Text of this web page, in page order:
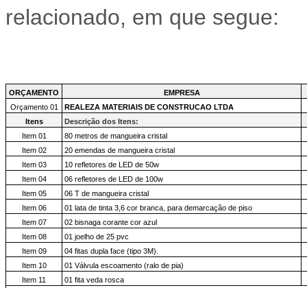
relacionado, em que segue:
ORÇAMENTO
EMPRESA
Orçamento 01
REALEZA MATERIAIS DE CONSTRUCAO LTDA
Itens
Descrição dos Itens:
Item 01
80 metros de mangueira cristal
Item 02
20 emendas de mangueira cristal
Item 03
10 refletores de LED de 50w
Item 04
06 refletores de LED de 100w
Item 05
06 T de mangueira cristal
Item 06
01 lata de tinta 3,6 cor branca, para demarcação de piso
Item 07
02 bisnaga corante cor azul
Item 08
01 joelho de 25 pvc
Item 09
04 fitas dupla face (tipo 3M).
Item 10
01 Válvula escoamento (ralo de pia)
Item 11
01 fita veda rosca